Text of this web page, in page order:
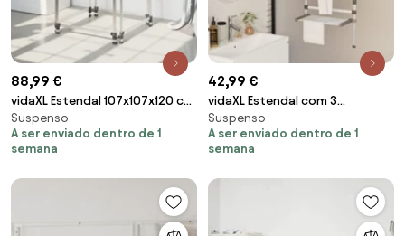
88,99 €
vidaXL Estendal 107x107x120 cm
alumínio
Suspenso
A ser enviado dentro de 1
semana
42,99 €
vidaXL Estendal com 3
prateleiras alumínio
Suspenso
A ser enviado dentro de 1
semana